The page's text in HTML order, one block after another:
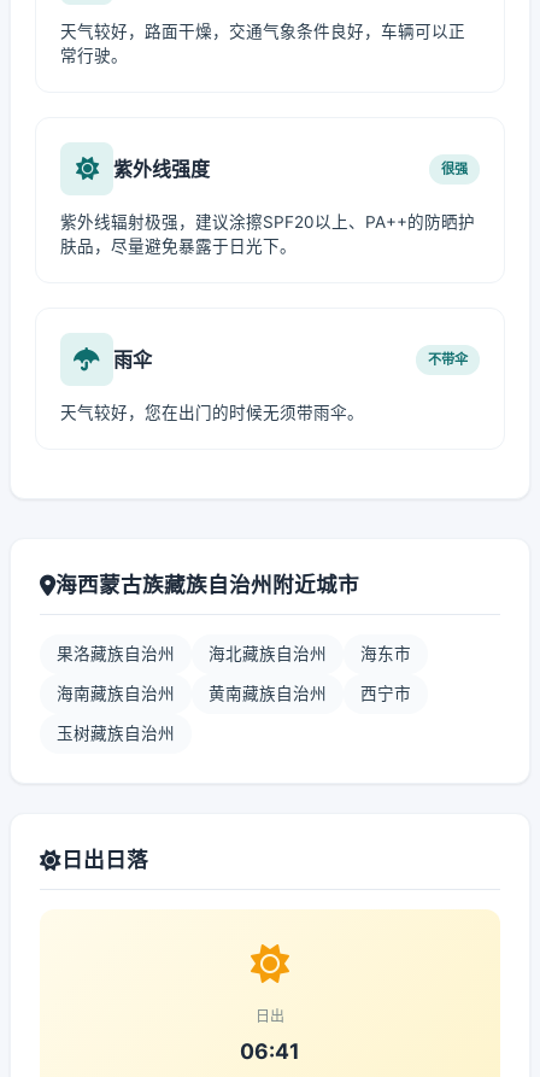
天气较好，路面干燥，交通气象条件良好，车辆可以正
常行驶。
紫外线强度 很强
紫外线辐射极强，建议涂擦SPF20以上、PA++的防晒护
肤品，尽量避免暴露于日光下。
雨伞 不带伞
天气较好，您在出门的时候无须带雨伞。
海西蒙古族藏族自治州附近城市
果洛藏族自治州 海北藏族自治州 海东市
海南藏族自治州 黄南藏族自治州 西宁市
玉树藏族自治州
日出日落
日出
06:41